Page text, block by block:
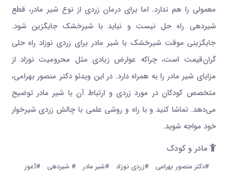
معمولی را هم ندارد. اما برای درمان زردی از نوع شیر مادر، قطع
شیردهی راه حل نیست و نباید با شیرخشک جایگزین شود.
جایگزینی موقت شیرخشک با شیر مادر برای زردی نوزاد راه حلی
گران‌قیمت است، چراکه عوارض زیادی مثل محرومیت نوزاد از
مزایای شیر مادر را به همراه دارد. در این ویدئو دکتر منصور بهرامی،
متخصص کودکان در مورد زردی و ارتباط آن با شیر مادر توضیح
می‌دهد. تماشا کنید و با راه و روشی علمی با چالش زردی شیرخوار
خود مواجه شوید.
مادر و کودک
#دکتر منصور بهرامی #زردی نوزاد #شیر مادر # شیردهی
#آغوز